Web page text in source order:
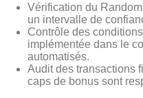
Vérification du
un intervalle de
Contrôle des
implémentée dans le
automatisés.
Audit des transactions
caps de bonus sont